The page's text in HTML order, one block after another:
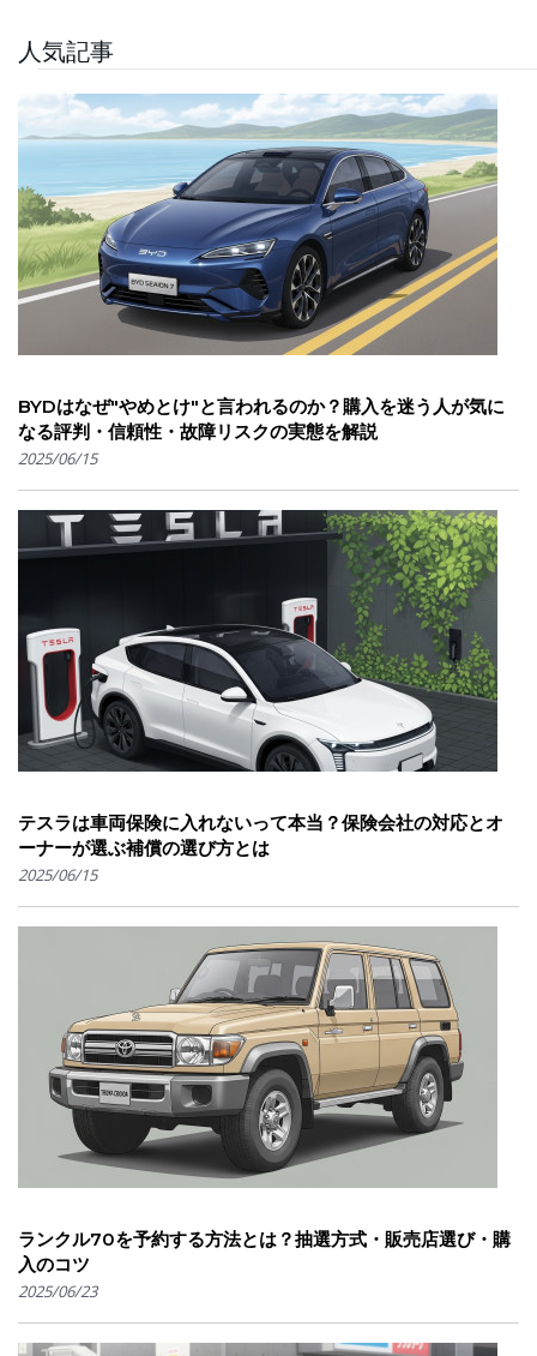
人気記事
BYDはなぜ"やめとけ"と言われるのか？購入を迷う人が気に
なる評判・信頼性・故障リスクの実態を解説
2025/06/15
テスラは車両保険に入れないって本当？保険会社の対応とオ
ーナーが選ぶ補償の選び方とは
2025/06/15
ランクル70を予約する方法とは？抽選方式・販売店選び・購
入のコツ
2025/06/23